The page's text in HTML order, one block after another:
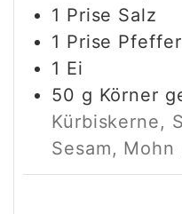
1 Prise Salz
1 Prise Pfeffer
1 Ei
50 g Körner
Kürbiskerne,
Sesam,